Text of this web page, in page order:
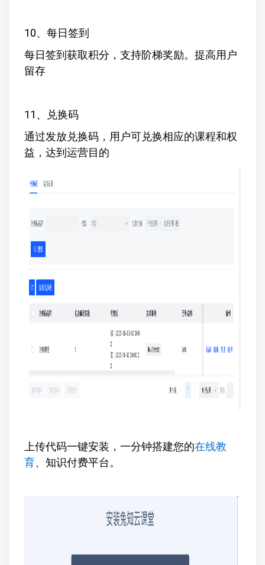
10、每日签到
每日签到获取积分，支持阶梯奖励。提高用户
留存
11、兑换码
通过发放兑换码，用户可兑换相应的课程和权
益，达到运营目的
上传代码一键安装，一分钟搭建您的在线教
育、知识付费平台。